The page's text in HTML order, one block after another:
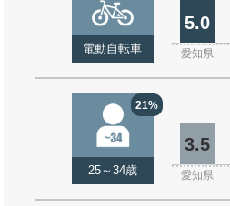
電動自転車
5.0
愛知県
21%
25～34歳
3.5
愛知県